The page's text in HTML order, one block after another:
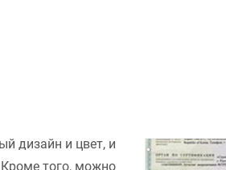
дизайн и цвет, и
того, можно